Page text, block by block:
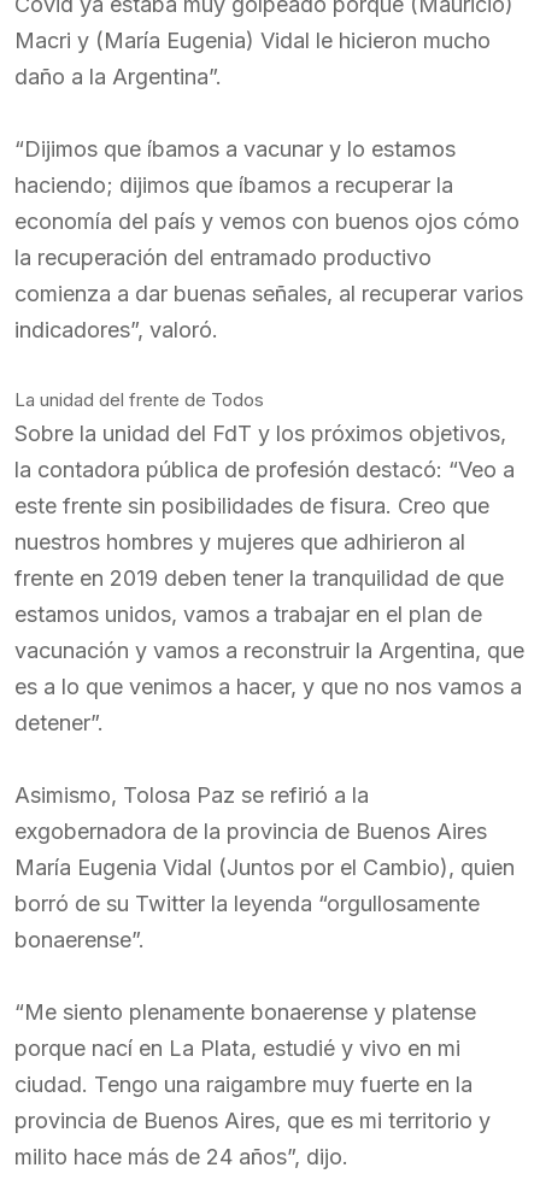
Macri y (María Eugenia) Vidal le hicieron mucho
daño a la Argentina”.
“Dijimos que íbamos a vacunar y lo estamos
haciendo; dijimos que íbamos a recuperar la
economía del país y vemos con buenos ojos cómo
la recuperación del entramado productivo
comienza a dar buenas señales, al recuperar varios
indicadores”, valoró.
La unidad del frente de Todos
Sobre la unidad del FdT y los próximos objetivos,
la contadora pública de profesión destacó: “Veo a
este frente sin posibilidades de fisura. Creo que
nuestros hombres y mujeres que adhirieron al
frente en 2019 deben tener la tranquilidad de que
estamos unidos, vamos a trabajar en el plan de
vacunación y vamos a reconstruir la Argentina, que
es a lo que venimos a hacer, y que no nos vamos a
detener”.
Asimismo, Tolosa Paz se refirió a la
exgobernadora de la provincia de Buenos Aires
María Eugenia Vidal (Juntos por el Cambio), quien
borró de su Twitter la leyenda “orgullosamente
bonaerense”.
“Me siento plenamente bonaerense y platense
porque nací en La Plata, estudié y vivo en mi
ciudad. Tengo una raigambre muy fuerte en la
provincia de Buenos Aires, que es mi territorio y
milito hace más de 24 años”, dijo.